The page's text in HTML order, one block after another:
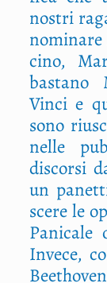
nostri
ci­no,
basta­no
Vin­ci e
sono
nel­le
discor­si
un
sce­re le
Pani­ca­le
Inve­ce,